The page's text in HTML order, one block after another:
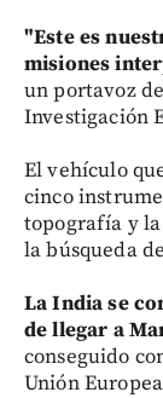
"Este es
misiones
un portavoz
Investigación
El vehículo
cinco
topografía y
la búsqueda
La India se
de llegar a
conseguido
Unión